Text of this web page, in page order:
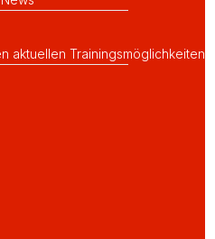
aktuellen Trainingsmöglichkeiten